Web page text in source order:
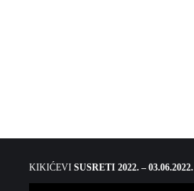
KIKIĆEVI SUSRETI 2022. – 03.06.2022.